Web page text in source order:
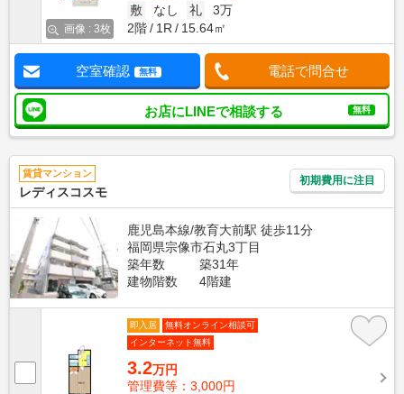
画像 : 3枚
敷
なし 礼
3万
2階
1R 15.64㎡
空室確認 無料 電話で問合せ
お店にLINEで相談する 無料
賃貸マンション
レディスコスモ
初期費用に注目
鹿児島本線/教育大前駅 徒歩11分
福岡県宗像市石丸3丁目
築年数
築31年
建物階数
4階建
即入居
無料オンライン相談可
インターネット無料
3.2万円
管理費等：3,000円